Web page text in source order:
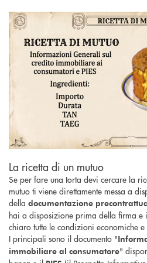
La ricetta di un mutuo
Se per fare una torta devi cercare la
mutuo ti viene direttamente messa a
della documentazione
hai a disposizione prima della firma e
chiaro tutte le condizioni economiche
I principali sono il documento "
immobiliare al consumatore"